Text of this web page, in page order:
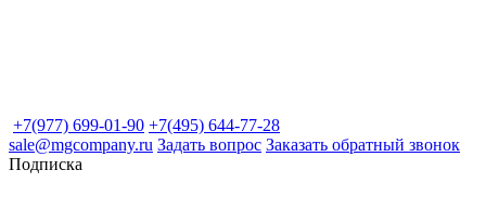
+7(977) 699-01-90 +7(495) 644-77-28
sale@mgcompany.ru Задать вопрос Заказать обратный звонок
Подписка